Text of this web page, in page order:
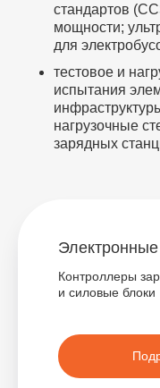
стандартов
мощности;
для
тестовое и
испытания
нагрузочные
зарядных
Контроллеры
и силовые блоки